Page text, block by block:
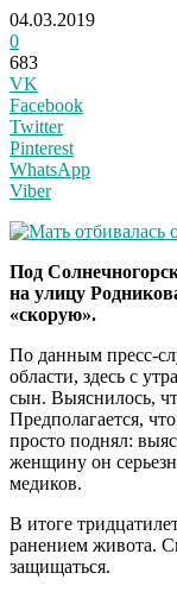
04.03.2019
0
683
VK
Facebook
Twitter
Pinterest
WhatsApp
Viber
Под
на улицу
«скорую».
По данным пресс-
области, здесь с
сын. Выяснилось,
Предполагается,
просто поднял:
женщину он
медиков.
В итоге
ранением живота.
защищаться.